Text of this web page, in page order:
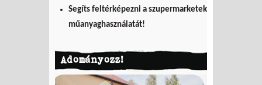
Segíts feltérképezni a szupermarketek
műanyaghasználatát!
Adományozz!